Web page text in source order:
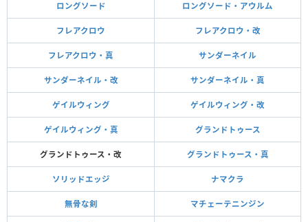
ロングソード ロングソード・アウルム
フレアクロウ フレアクロウ・改
フレアクロウ・真 サンダーネイル
サンダーネイル・改 サンダーネイル・真
ゲイルウィング ゲイルウィング・改
ゲイルウィング・真 グランドトゥース
グランドトゥース・改 グランドトゥース・真
ソリッドエッジ ナマクラ
無骨な剣 マチェーテニンジン